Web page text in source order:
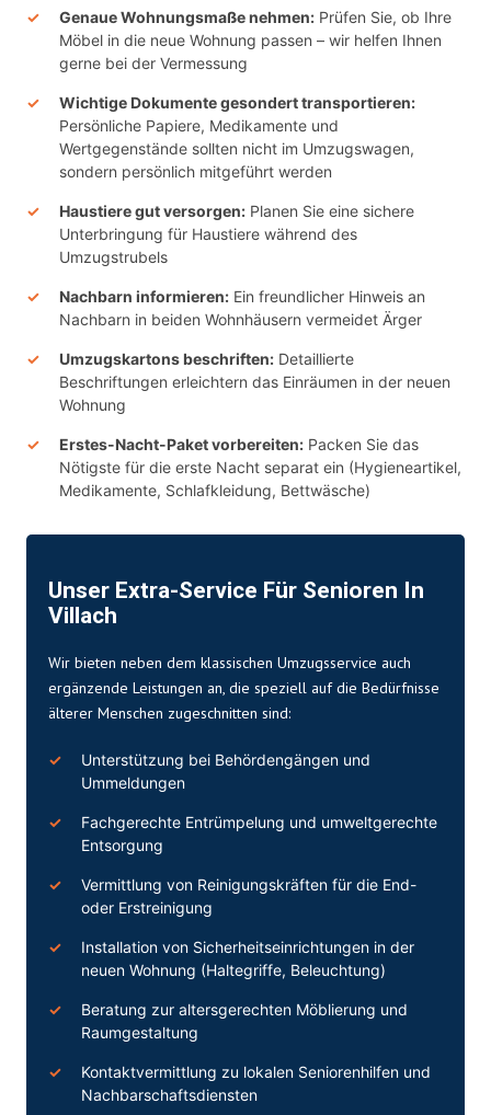
Genaue Wohnungsmaße nehmen: Prüfen Sie, ob Ihre
Möbel in die neue Wohnung passen – wir helfen Ihnen
gerne bei der Vermessung
Wichtige Dokumente gesondert transportieren:
Persönliche Papiere, Medikamente und
Wertgegenstände sollten nicht im Umzugswagen,
sondern persönlich mitgeführt werden
Haustiere gut versorgen: Planen Sie eine sichere
Unterbringung für Haustiere während des
Umzugstrubels
Nachbarn informieren: Ein freundlicher Hinweis an
Nachbarn in beiden Wohnhäusern vermeidet Ärger
Umzugskartons beschriften: Detaillierte
Beschriftungen erleichtern das Einräumen in der neuen
Wohnung
Erstes-Nacht-Paket vorbereiten: Packen Sie das
Nötigste für die erste Nacht separat ein (Hygieneartikel,
Medikamente, Schlafkleidung, Bettwäsche)
Unser Extra-Service Für Senioren In
Villach
Wir bieten neben dem klassischen Umzugsservice auch
ergänzende Leistungen an, die speziell auf die Bedürfnisse
älterer Menschen zugeschnitten sind:
Unterstützung bei Behördengängen und
Ummeldungen
Fachgerechte Entrümpelung und umweltgerechte
Entsorgung
Vermittlung von Reinigungskräften für die End-
oder Erstreinigung
Installation von Sicherheitseinrichtungen in der
neuen Wohnung (Haltegriffe, Beleuchtung)
Beratung zur altersgerechten Möblierung und
Raumgestaltung
Kontaktvermittlung zu lokalen Seniorenhilfen und
Nachbarschaftsdiensten